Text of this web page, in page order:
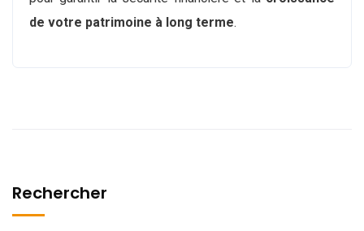
de votre patrimoine à long terme.
Rechercher